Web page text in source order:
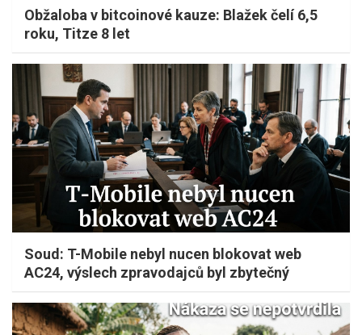
Obžaloba v bitcoinové kauze: Blažek čelí 6,5
roku, Titze 8 let
Soud: T-Mobile nebyl nucen blokovat web
AC24, výslech zpravodajců byl zbytečný